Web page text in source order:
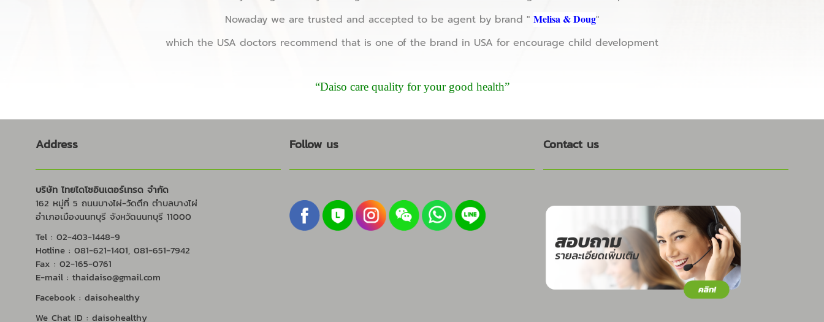
Nowaday we are trusted and accepted to be agent by brand " Melisa & Doug"
which the USA doctors recommend that is one of the brand in USA for encourage child development
“Daiso care quality for your good health”
Address
บริษัท ไทยไดโซอินเตอร์เทรด จำกัด
162 หมู่ที่ 5 ถนนบางไผ่-วัดตึก ตำบลบางไผ่
อำเภอเมืองนนทบุรี จังหวัดนนทบุรี 11000
Tel : 02-403-1448-9
Hotline : 081-621-1401, 081-651-7942
Fax : 02-165-0761
E-mail : thaidaiso@gmail.com
Facebook : daisohealthy
We Chat ID : daisohealthy
Follow us Contact us